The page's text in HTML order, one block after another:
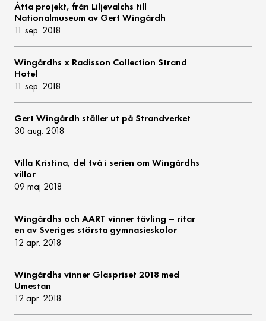
Åtta projekt, från Liljevalchs till
Nationalmuseum av Gert Wingårdh
11 sep. 2018
Wingårdhs x Radisson Collection Strand
Hotel
11 sep. 2018
Gert Wingårdh ställer ut på Strandverket
30 aug. 2018
Villa Kristina, del två i serien om Wingårdhs
villor
09 maj 2018
Wingårdhs och AART vinner tävling – ritar
en av Sveriges största gymnasieskolor
12 apr. 2018
Wingårdhs vinner Glaspriset 2018 med
Umestan
12 apr. 2018